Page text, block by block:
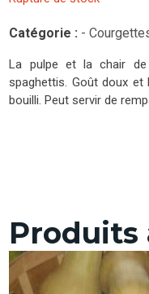
Catégorie : -
La pulpe et la chair
spaghettis. Goût doux
bouilli. Peut servir de
Produits